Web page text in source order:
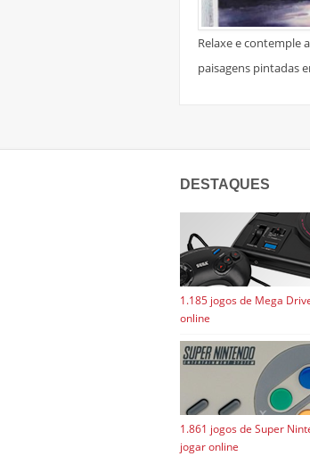
Relaxe e contemple
paisagens pintadas
DESTAQUES
1.185 jogos de Mega
online
1.861 jogos de Super
jogar online